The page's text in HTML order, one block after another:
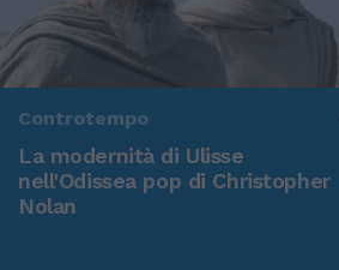
Controtempo
La modernità di Ulisse
nell'Odissea pop di Christopher
Nolan